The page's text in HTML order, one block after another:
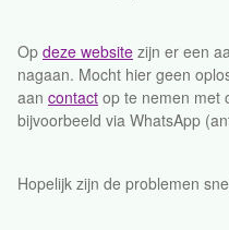
Op deze website zijn er een
nagaan. Mocht hier geen
aan contact op te nemen met
bijvoorbeeld via WhatsApp
Hopelijk zijn de problemen